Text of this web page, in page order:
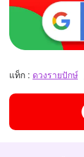
แท็ก : ดวงรายปักษ์